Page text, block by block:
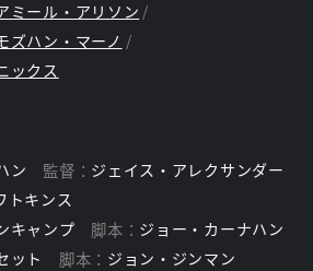
ミール・アリソン
ズハン・マーノ
ックス
ン 監督： ジェイス・アレクサンダー
トキンス
キャンプ 脚本： ジョー・カーナハン
ット 脚本： ジョン・ジンマン